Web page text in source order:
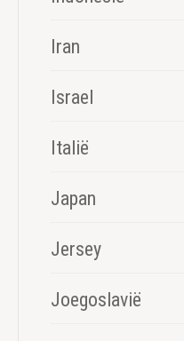
Iran
Israel
Italië
Japan
Jersey
Joegoslavië